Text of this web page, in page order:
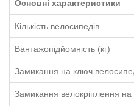
Основні характеристики
Кількість велосипедів
Вантажопідйомність (кг)
Замикання на ключ
Замикання велокріплення на